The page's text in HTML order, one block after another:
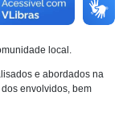
local.
e abordados na
envolvidos, bem